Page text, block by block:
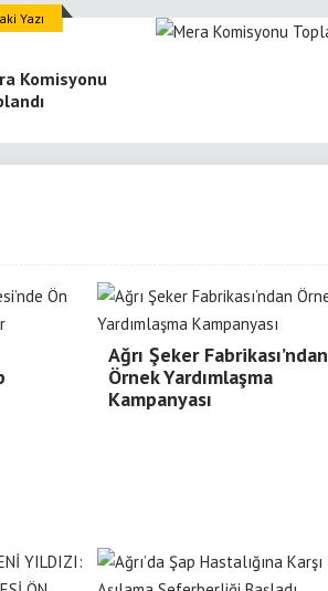
Komisyonu
Yazı
Ağrı Şeker Fabrikası’ndan
Örnek Yardımlaşma
Kampanyası